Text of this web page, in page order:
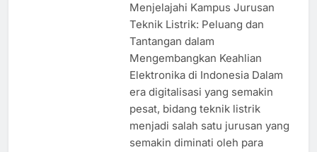
Menjelajahi Kampus Jurusan
Teknik Listrik: Peluang dan
Tantangan dalam
Mengembangkan Keahlian
Elektronika di Indonesia Dalam
era digitalisasi yang semakin
pesat, bidang teknik listrik
menjadi salah satu jurusan yang
semakin diminati oleh para